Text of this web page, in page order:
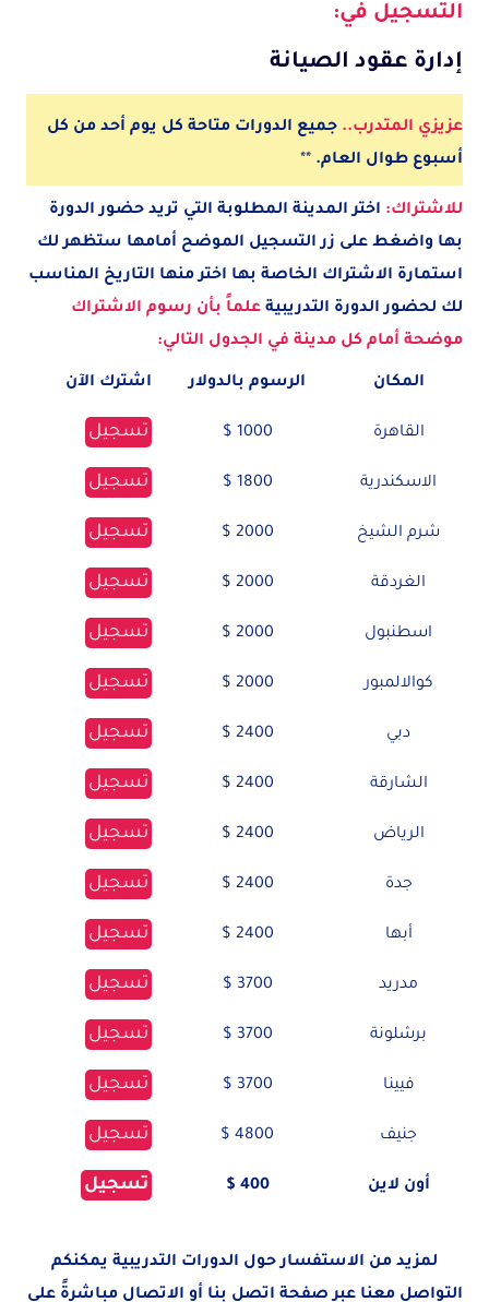
التسجيل في:
إدارة عقود الصيانة
عزيزي المتدرب.. جميع الدورات متاحة كل يوم أحد من كل
أسبوع طوال العام. **
للاشتراك: اختر المدينة المطلوبة التي تريد حضور الدورة
بها واضغط على زر التسجيل الموضح أمامها ستظهر لك
استمارة الاشتراك الخاصة بها اختر منها التاريخ المناسب
لك لحضور الدورة التدريبية علماً بأن رسوم الاشتراك
موضحة أمام كل مدينة في الجدول التالي:
المكان الرسوم بالدولار اشترك الآن
القاهرة 1000 $ تسجيل
الاسكندرية 1800 $ تسجيل
شرم الشيخ 2000 $ تسجيل
الغردقة 2000 $ تسجيل
اسطنبول 2000 $ تسجيل
كوالالمبور 2000 $ تسجيل
دبي 2400 $ تسجيل
الشارقة 2400 $ تسجيل
الرياض 2400 $ تسجيل
جدة 2400 $ تسجيل
أبها 2400 $ تسجيل
مدريد 3700 $ تسجيل
برشلونة 3700 $ تسجيل
فيينا 3700 $ تسجيل
جنيف 4800 $ تسجيل
أون لاين 400 $ تسجيل
لمزيد من الاستفسار حول الدورات التدريبية يمكنكم
التواصل معنا عبر صفحة اتصل بنا أو الاتصال مباشرةً على